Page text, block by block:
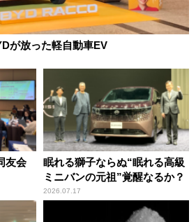
が放った軽自動車EV
友会
眠れる獅子ならぬ“眠れる高級
ミニバンの元祖”覚醒なるか？
2026.07.17